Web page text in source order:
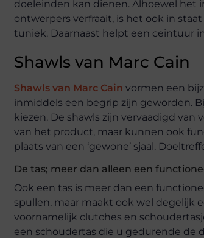
doeleinden kan dienen. Alhoewel het
ontwerpers verfraait, is het ook in
tuniek. Daarnaast helpt een ceintuur
Shawls van Marc Cain
Shawls van Marc Cain vormen een
inmiddels een begrip zijn geworden.
kiezen. De shawls zijn vervaadigd
van het product, maar kunnen ook
plaats van een ‘gewone’ sjaal.
De tas; meer dan alleen een
Ook een tas is meer dan een
spullen, maar maakt ook wel degelijk
voornamelijk clutches en
een schoudertas die u gedurende de